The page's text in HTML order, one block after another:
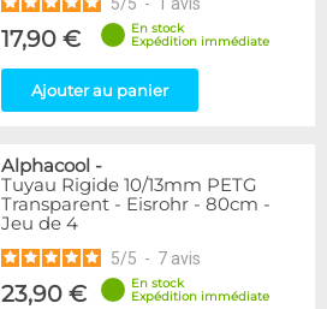
17,90 €
En stock
Expédition immédiate
Ajouter au panier
Alphacool -
Tuyau Rigide 10/13mm PETG
Transparent - Eisrohr - 80cm -
Jeu de 4
5/5 - 7 avis
23,90 €
En stock
Expédition immédiate